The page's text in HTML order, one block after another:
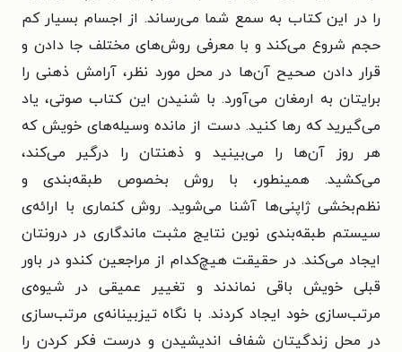
را در این کتاب به سمع شما می‌رساند. از اجسام بسیار کم
حجم شروع می‌کند و با معرفی روش‌های مختلف جا دادن و
قرار دادن صحیح آن‌ها در محل مورد نظر، آرامش ذهنی را
برایتان به ارمغان می‌آورد. با شنیدن این کتاب صوتی، یاد
می‌گیرید که رها کنید. دست از مانده وسیله‌های خویش که
هر روز آن‌ها را می‌بینید و ذهنتان را درگیر می‌کند،
می‌کشید. همینطور، با روش بخصوص طبقه‌بندی و
نظم‌بخشی ژاپنی‌ها آشنا می‌شوید. روش کنماری با ارائه‌ی
سیستم طبقه‌بندی نوین نتایج مثبت ماندگاری در درونتان
ایجاد می‌کند. در حقیقت هیچ‌کدام از مراجعین کندو در باور
قبلی خویش باقی نماندند و تغییر عمیقی در شیوه‌ی
مرتب‌سازی خود ایجاد کردند. با نگاه تیزبینانه‌ی مرتب‌سازی
در محل زندگیتان شفاف اندیشیدن و درست فکر کردن را